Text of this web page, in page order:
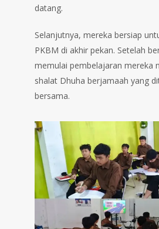
datang.
Selanjutnya, mereka bersiap
PKBM di akhir pekan. Setelah
memulai pembelajaran mereka
shalat Dhuha berjamaah yang
bersama.